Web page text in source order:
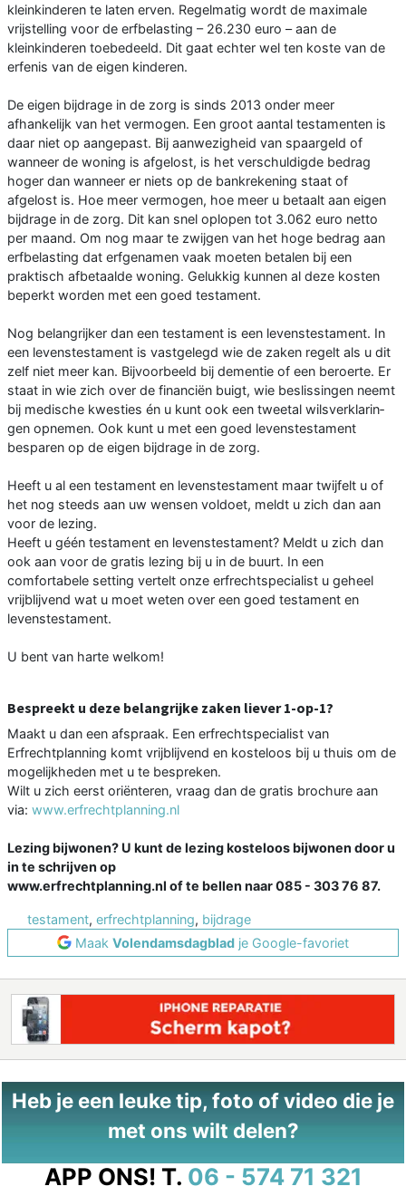
kleinkinderen te laten erven. Re­gelmatig wordt de maximale
vrijstelling voor de erfbelasting – 26.230 euro – aan de
kleinkinderen toebedeeld. Dit gaat echter wel ten koste van de
erfenis van de eigen kinderen.
De eigen bijdrage in de zorg is sinds 2013 onder meer
afhankelijk van het vermo­gen. Een groot aantal testamenten is
daar niet op aangepast. Bij aanwezigheid van spaargeld of
wanneer de woning is afge­lost, is het verschuldigde bedrag
hoger dan wanneer er niets op de bankrekening staat of
afgelost is. Hoe meer vermogen, hoe meer u betaalt aan eigen
bijdrage in de zorg. Dit kan snel oplopen tot 3.062 euro netto
per maand. Om nog maar te zwijgen van het hoge bedrag aan
erfbe­lasting dat erfgenamen vaak moeten be­talen bij een
praktisch afbetaalde woning. Gelukkig kunnen al deze kosten
beperkt worden met een goed testament.
Nog belangrijker dan een testament is een levenstestament. In
een levenstesta­ment is vastgelegd wie de zaken regelt als u dit
zelf niet meer kan. Bijvoorbeeld bij dementie of een beroerte. Er
staat in wie zich over de financiën buigt, wie be­slissingen neemt
bij medische kwesties én u kunt ook een tweetal wilsverklarin­
gen opnemen. Ook kunt u met een goed levenstestament
besparen op de eigen bijdrage in de zorg.
Heeft u al een testament en levenstestament maar twijfelt u of
het nog steeds aan uw wensen voldoet, meldt u zich dan aan
voor de lezing.
Heeft u géén testament en levenstesta­ment? Meldt u zich dan
ook aan voor de gratis lezing bij u in de buurt. In een
comfortabele setting vertelt onze erfrechtspecialist u geheel
vrijblij­vend wat u moet weten over een goed testament en
levenstestament.
U bent van harte welkom!
Bespreekt u deze belangrijke zaken liever 1-op-1?
Maakt u dan een afspraak. Een erf­rechtspecialist van
Erfrechtplanning komt vrijblijvend en kosteloos bij u thuis om de
mogelijkheden met u te bespreken.
Wilt u zich eerst oriënteren, vraag dan de gratis brochure aan
via: www.erfrechtplanning.nl
Lezing bijwonen? U kunt de lezing kosteloos bijwonen door u
in te schrijven op
www.erfrechtplanning.nl of te bellen naar 085 - 303 76 87.
testament, erfrechtplanning, bijdrage
Maak Volendamsdagblad je Google-favoriet
Heb je een leuke tip, foto of video die je
met ons wilt delen?
APP ONS! T. 06 - 574 71 321